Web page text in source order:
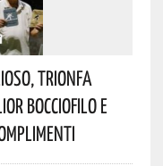
Trionfa
Bocciofilo E